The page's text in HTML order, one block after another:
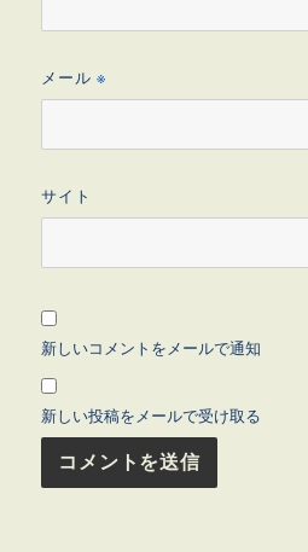
メール※
サイト
新しいコメントをメールで通知
新しい投稿をメールで受け取る